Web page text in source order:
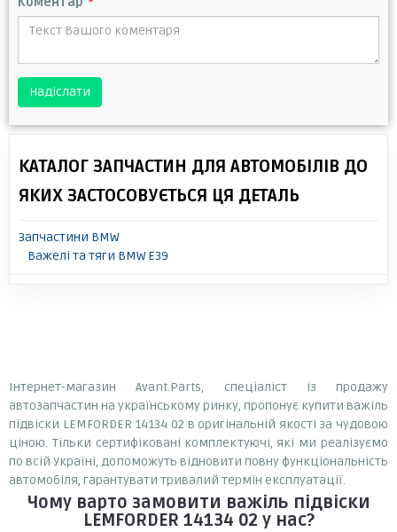
Надіслати
КАТАЛОГ ЗАПЧАСТИН ДЛЯ АВТОМОБІЛІВ ДО
ЯКИХ ЗАСТОСОВУЄТЬСЯ ЦЯ ДЕТАЛЬ
Запчастини BMW
Важелі та тяги BMW E39
Інтернет-магазин Avant.Parts, спеціаліст із продажу
автозапчастин на українському ринку, пропонує купити важіль
підвіски LEMFORDER 14134 02 в оригінальній якості за чудовою
ціною. Тільки сертифіковані комплектуючі, які ми реалізуємо
по всій Україні, допоможуть відновити повну функціональність
автомобіля, гарантувати тривалий термін експлуатації.
Чому варто замовити важіль підвіски
LEMFORDER 14134 02 у нас?